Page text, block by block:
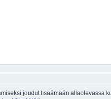
joudut lisäämään allaolevassa